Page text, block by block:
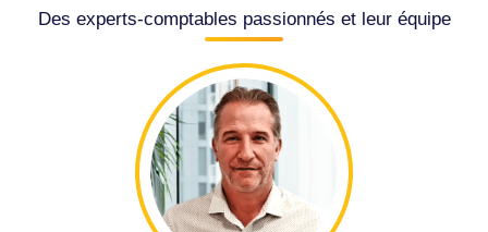
Des experts-comptables passionnés et leur équipe